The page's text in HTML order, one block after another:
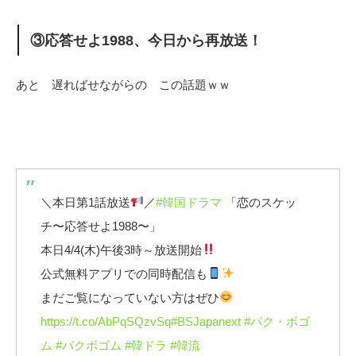
③応答せよ1988、今日から再放送！
あと 遅ればせながらの この話題ｗｗ
＼本日第1話放送 ／#韓国ドラマ 「恋のスケッ
チ〜応答せよ1988〜」
本日4/4(木)午後3時～放送開始
公式無料アプリでの同時配信も
まだご覧になっていない方はぜひ
https://t.co/AbPqSQzvSq#BSJapanext #パク・ボゴ
ム #パクボゴム #韓ドラ #韓流